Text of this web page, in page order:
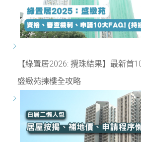
【綠置居2026: 攪珠結果】最新首
盛緻苑揀樓全攻略